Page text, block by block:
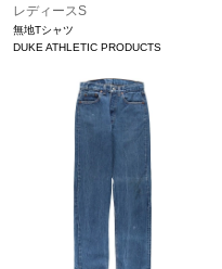
レディースS
無地Tシャツ
DUKE ATHLETIC PRODUCTS